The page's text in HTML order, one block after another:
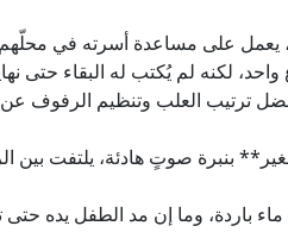
يعمل على مساعدة أسرته في
لكنه لم يُكتب له البقاء حتى
ترتيب العلب وتنظيم الرفوف
بنبرة صوتٍ هادئة، يلتفت بين
باردة، وما إن مد الطفل يده حتى